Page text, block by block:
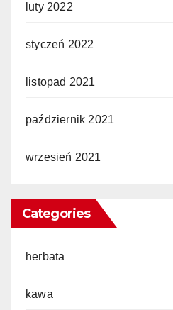
luty 2022
styczeń 2022
listopad 2021
październik 2021
wrzesień 2021
Categories
herbata
kawa